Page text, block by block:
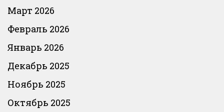
Март 2026
Февраль 2026
Январь 2026
Декабрь 2025
Ноябрь 2025
Октябрь 2025